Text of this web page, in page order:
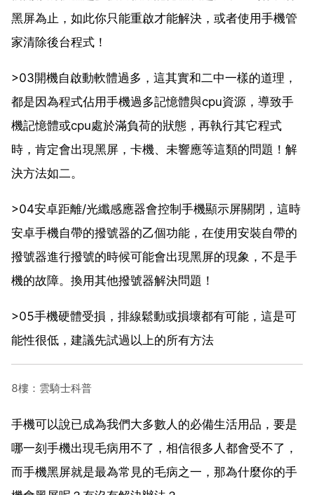
黑屏為止，如此你只能重啟才能解決，或者使用手機管
家清除後台程式！
>03開機自啟動軟體過多，這其實和二中一樣的道理，
都是因為程式佔用手機過多記憶體與cpu資源，導致手
機記憶體或cpu處於滿負荷的狀態，再執行其它程式
時，肯定會出現黑屏，卡機、未響應等這類的問題！解
決方法如二。
>04安卓距離/光纖感應器會控制手機顯示屏關閉，這時
安卓手機自帶的撥號器的乙個功能，在使用安裝自帶的
撥號器進行撥號的時候可能會出現黑屏的現象，不是手
機的故障。換用其他撥號器解決問題！
>05手機硬體受損，排線鬆動或損壞都有可能，這是可
能性很低，建議先試過以上的所有方法
8樓：雲騎士科普
手機可以說已成為我們大多數人的必備生活用品，要是
哪一刻手機出現毛病用不了，相信很多人都會受不了，
而手機黑屏就是最為常見的毛病之一，那為什麼你的手